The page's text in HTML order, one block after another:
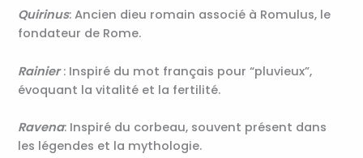
Quirinus: Ancien dieu romain associé à Romulus, le
fondateur de Rome.
Rainier: Inspiré du mot français pour “pluvieux”,
évoquant la vitalité et la fertilité.
Ravena: Inspiré du corbeau, souvent présent dans
les légendes et la mythologie.